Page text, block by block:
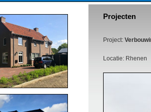
Projecten
Project:
Locatie: Rhenen